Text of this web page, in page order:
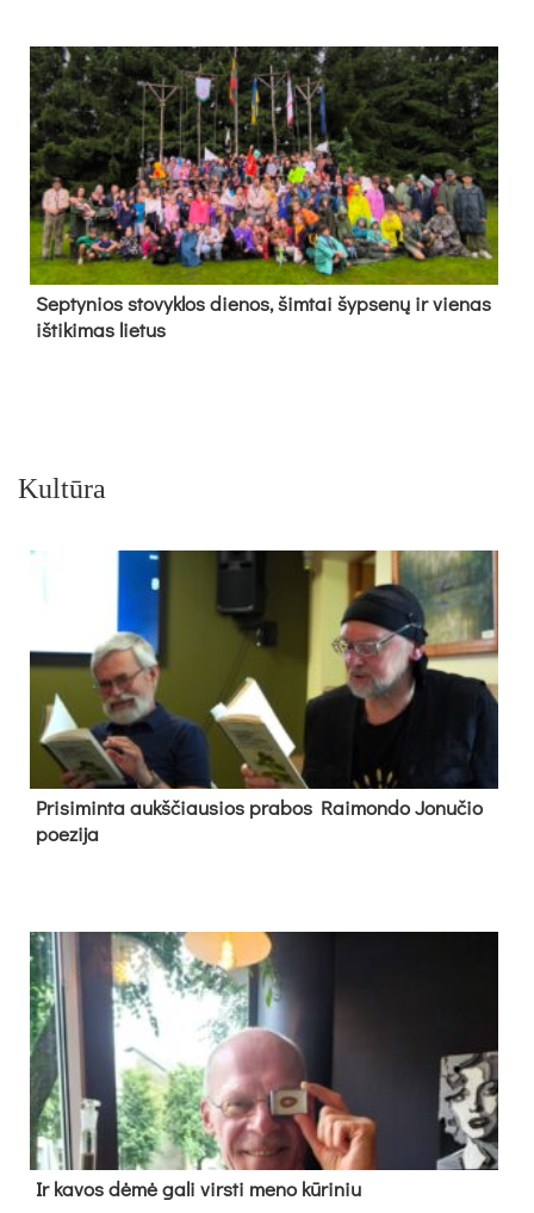
Sep­ty­nios sto­vyk­los die­nos, šim­tai šyp­se­nų ir vie­nas
iš­ti­ki­mas lie­tus
Kultūra
Pri­si­min­ta aukš­čiau­sios pra­bos Rai­mon­do Jo­nu­čio
poe­zi­ja
Ir ka­vos dė­mė ga­li virs­ti me­no kū­ri­niu